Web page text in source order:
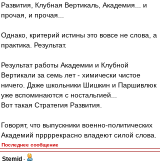
Развития, Клубная Вертикаль, Академия... и
прочая, и прочая...
Однако, критерий истины это вовсе не слова, а
практика. Результат.
Результат работы Академии и Клубной
Вертикали за семь лет - химически чистое
ничего. Даже школьники Шишкин и Паршивлюк
уже вспоминаются с ностальгией...
Вот такая Стратегия Развития.
Говорят, что выпускники военно-политических
Академий пррррекрасно владеют силой слова.
Последнее сообщение
Stemid -